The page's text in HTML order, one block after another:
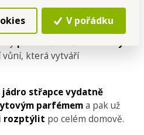
V pořádku
která vytváří
střapcevydatně
parfémema pak už
rozptýlit po celém domově.